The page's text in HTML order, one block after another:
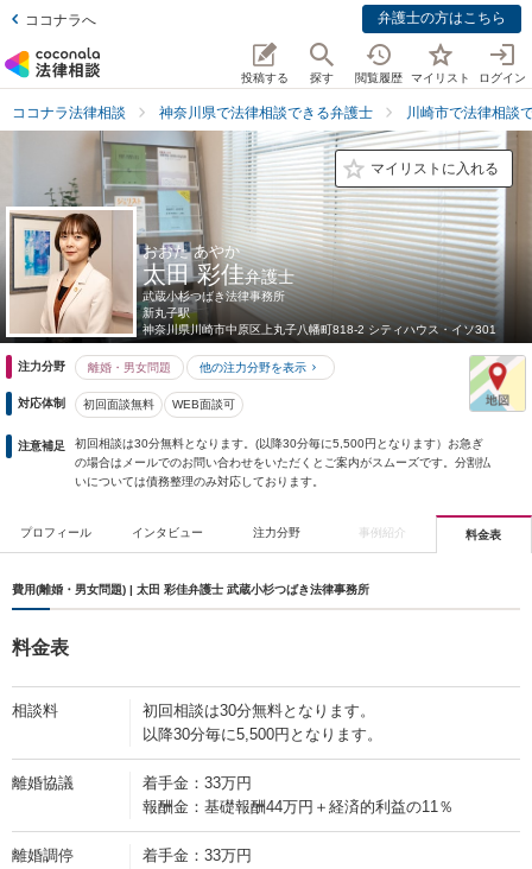
ココナラへ 弁護士の方はこちら
投稿する 探す 閲覧履歴 マイリスト ログイン
ココナラ法律相談 神奈川県で法律相談できる弁護士 川崎市で法律相談
マイリストに入れる
おおた あやか
太田 彩佳弁護士
武蔵小杉つばき法律事務所
新丸子駅
神奈川県川崎市中原区上丸子八幡町818-2 シティハウス・イソ301
注力分野 離婚・男女問題 他の注力分野を表示
対応体制 初回面談無料 WEB面談可
注意補足
初回相談は30分無料となります。(以降30分毎に5,500円となります）お急ぎ
の場合はメールでのお問い合わせをいただくとご案内がスムーズです。分割払
いについては債務整理のみ対応しております。
プロフィール インタビュー 注力分野 事例紹介 料金表
費用(離婚・男女問題) | 太田 彩佳弁護士 武蔵小杉つばき法律事務所
料金表
相談料
初回相談は30分無料となります。
以降30分毎に5,500円となります。
離婚協議
着手金：33万円
報酬金：基礎報酬44万円＋経済的利益の11％
離婚調停
着手金：33万円